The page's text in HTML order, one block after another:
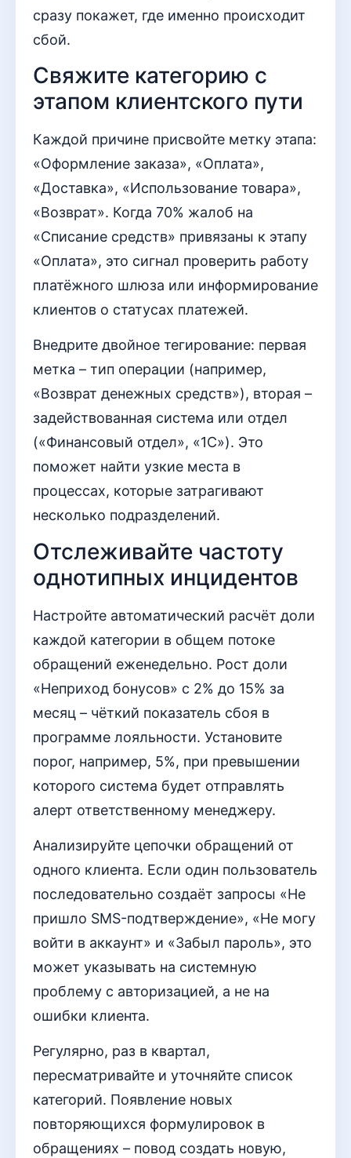
сразу покажет, где именно происходит
сбой.
Свяжите категорию с
этапом клиентского пути
Каждой причине присвойте метку этапа:
«Оформление заказа», «Оплата»,
«Доставка», «Использование товара»,
«Возврат». Когда 70% жалоб на
«Списание средств» привязаны к этапу
«Оплата», это сигнал проверить работу
платёжного шлюза или информирование
клиентов о статусах платежей.
Внедрите двойное тегирование: первая
метка – тип операции (например,
«Возврат денежных средств»), вторая –
задействованная система или отдел
(«Финансовый отдел», «1С»). Это
поможет найти узкие места в
процессах, которые затрагивают
несколько подразделений.
Отслеживайте частоту
однотипных инцидентов
Настройте автоматический расчёт доли
каждой категории в общем потоке
обращений еженедельно. Рост доли
«Неприход бонусов» с 2% до 15% за
месяц – чёткий показатель сбоя в
программе лояльности. Установите
порог, например, 5%, при превышении
которого система будет отправлять
алерт ответственному менеджеру.
Анализируйте цепочки обращений от
одного клиента. Если один пользователь
последовательно создаёт запросы «Не
пришло SMS-подтверждение», «Не могу
войти в аккаунт» и «Забыл пароль», это
может указывать на системную
проблему с авторизацией, а не на
ошибки клиента.
Регулярно, раз в квартал,
пересматривайте и уточняйте список
категорий. Появление новых
повторяющихся формулировок в
обращениях – повод создать новую,